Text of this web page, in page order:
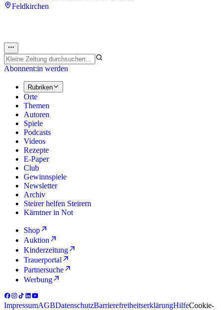
Feldkirchen
Abonnent:in werden
Rubriken
Orte
Themen
Autoren
Spiele
Podcasts
Videos
Rezepte
E-Paper
Club
Gewinnspiele
Newsletter
Archiv
Steirer helfen Steirern
Kärntner in Not
Shop
Auktion
Kinderzeitung
Trauerportal
Partnersuche
Werbung
ImpressumAGBDatenschutzBarrierefreiheitserklärungHilfeCookie-